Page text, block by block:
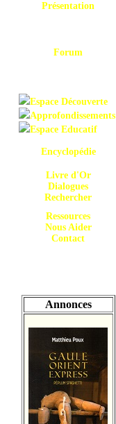
Présentation
Forum
Espace Découverte
Approfondissements
Espace Educatif
Encyclopédie
Livre d'Or
Dialogues
Rechercher
Ressources
Nous Aider
Contact
Annonces